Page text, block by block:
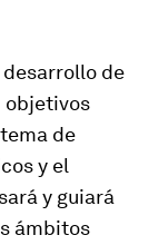
desarrollo de
objetivos
de
y el
y guiará
ámbitos